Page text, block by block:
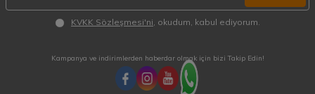
KVKK Sözleşmesi'ni , okudum, kabul ediyorum.
Kampanya ve indirimlerden haberdar olmak için bizi Takip Edin!